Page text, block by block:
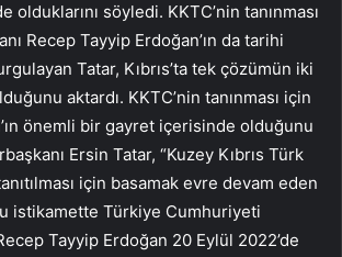
olduklarını söyledi. KKTC’nin tanınması
Recep Tayyip Erdoğan’ın da tarihi
Tatar, Kıbrıs’ta tek çözümün iki
aktardı. KKTC’nin tanınması için
önemli bir gayret içerisinde olduğunu
Ersin Tatar, “Kuzey Kıbrıs Türk
için basamak evre devam eden
istikamette Türkiye Cumhuriyeti
Tayyip Erdoğan 20 Eylül 2022’de